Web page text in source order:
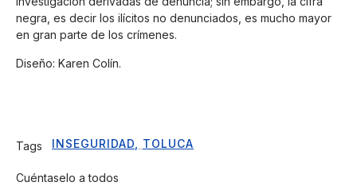
negra, es decir los ilícitos no denunciados, es mucho mayor
en gran parte de los crímenes.
Diseño: Karen Colín.
Tags INSEGURIDAD TOLUCA
Cuéntaselo a todos